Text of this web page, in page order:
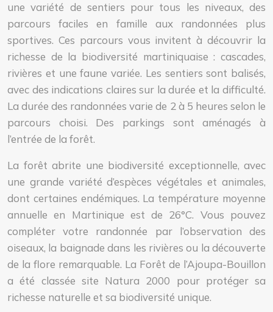
une variété de sentiers pour tous les niveaux, des
parcours faciles en famille aux randonnées plus
sportives. Ces parcours vous invitent à découvrir la
richesse de la biodiversité martiniquaise : cascades,
rivières et une faune variée. Les sentiers sont balisés,
avec des indications claires sur la durée et la difficulté.
La durée des randonnées varie de 2 à 5 heures selon le
parcours choisi. Des parkings sont aménagés à
l’entrée de la forêt.
La forêt abrite une biodiversité exceptionnelle, avec
une grande variété d’espèces végétales et animales,
dont certaines endémiques. La température moyenne
annuelle en Martinique est de 26°C. Vous pouvez
compléter votre randonnée par l’observation des
oiseaux, la baignade dans les rivières ou la découverte
de la flore remarquable. La Forêt de l’Ajoupa-Bouillon
a été classée site Natura 2000 pour protéger sa
richesse naturelle et sa biodiversité unique.